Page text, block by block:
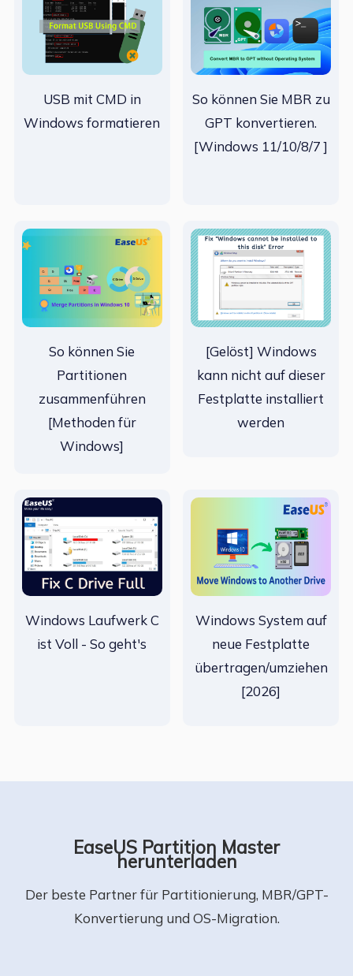
USB mit CMD in
Windows formatieren
So können Sie MBR zu
GPT konvertieren.
[Windows 11/10/8/7 ]
So können Sie
Partitionen
zusammenführen
[Methoden für
Windows]
[Gelöst] Windows
kann nicht auf dieser
Festplatte installiert
werden
Windows Laufwerk C
ist Voll - So geht's
Windows System auf
neue Festplatte
übertragen/umziehen
[2026]
EaseUS Partition Master
herunterladen
Der beste Partner für Partitionierung, MBR/GPT-
Konvertierung und OS-Migration.